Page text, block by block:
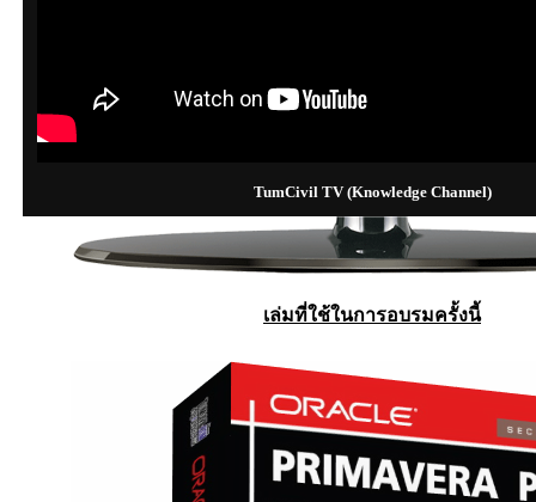
TumCivil TV (Knowledge Channel)
เล่มที่ใช้ในการอบรมครั้งนี้